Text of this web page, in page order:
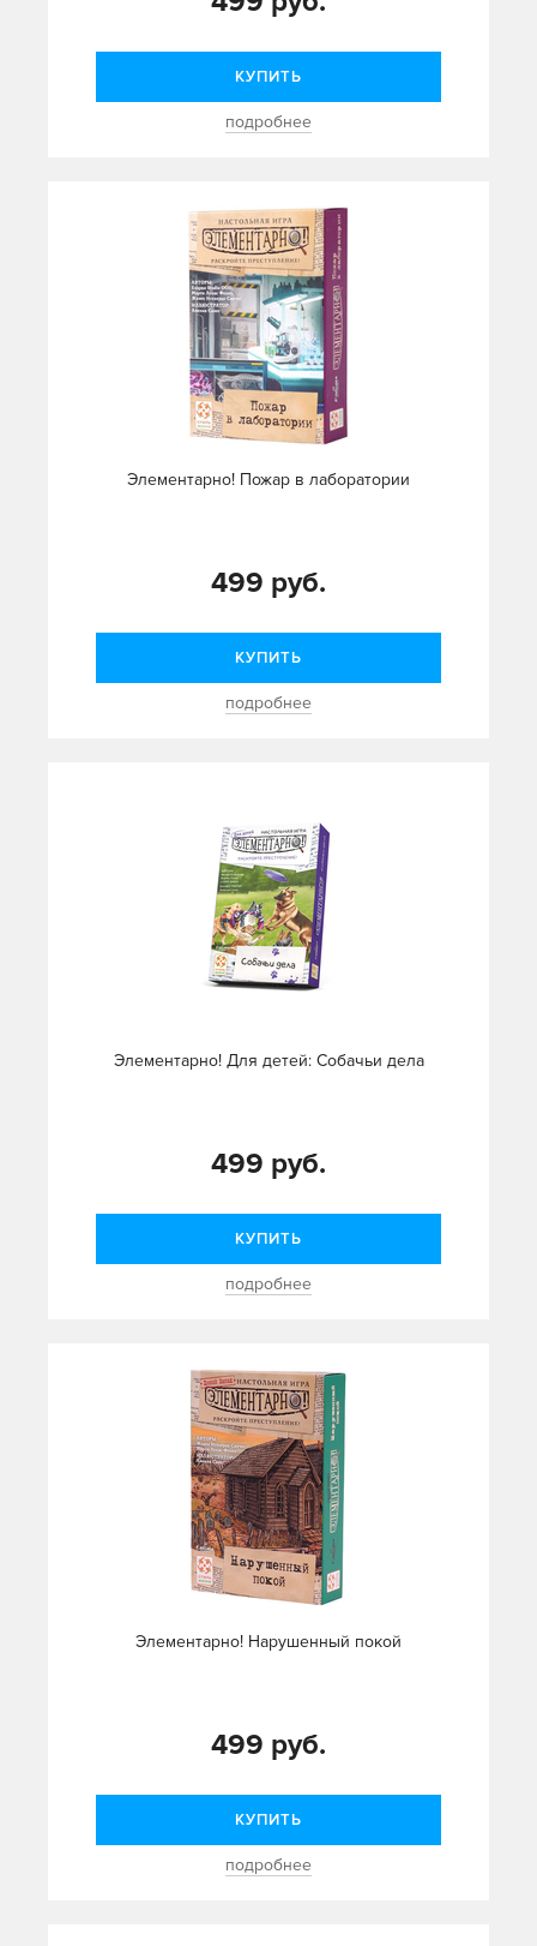
КУПИТЬ
подробнее
Элементарно! Пожар в лаборатории
499 руб.
КУПИТЬ
подробнее
Элементарно! Для детей: Собачьи дела
499 руб.
КУПИТЬ
подробнее
Элементарно! Нарушенный покой
499 руб.
КУПИТЬ
подробнее